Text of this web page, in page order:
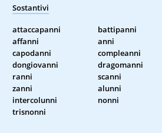
Sostantivi
attaccapanni battipanni
affanni
anni
capodanni
compleanni
dongiovanni
dragomanni
ranni
scanni
zanni
alunni
intercolunni
nonni
trisnonni